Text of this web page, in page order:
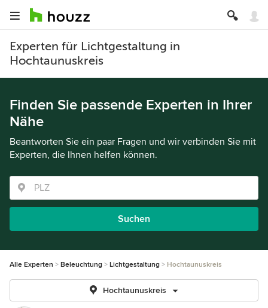
Experten für Lichtgestaltung in
Hochtaunuskreis
Finden Sie passende Experten in Ihrer
Nähe
Beantworten Sie ein paar Fragen und wir verbinden Sie mit
Experten, die Ihnen helfen können.
Suchen
Alle Experten Beleuchtung Lichtgestaltung Hochtaunuskreis
Hochtaunuskreis